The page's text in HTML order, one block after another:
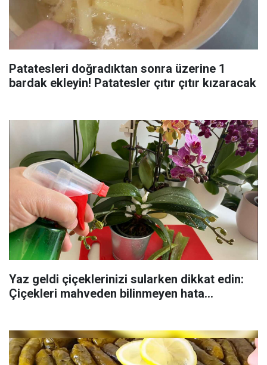
Patatesleri doğradıktan sonra üzerine 1
bardak ekleyin! Patatesler çıtır çıtır kızaracak
Yaz geldi çiçeklerinizi sularken dikkat edin:
Çiçekleri mahveden bilinmeyen hata...